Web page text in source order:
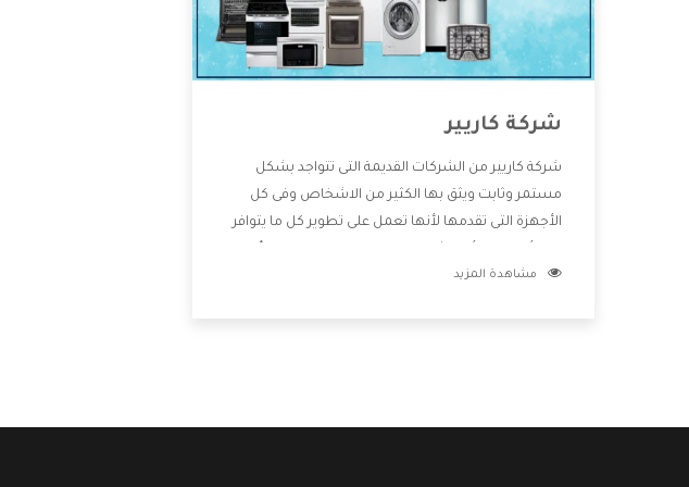
شركة كاريير
شركة كاريير من الشركات القديمة التى تتواجد بشكل
مستمر وثابت ويثق بها الكثير من الاشخاص وفى كل
الأجهزة التى تقدمها لأنها تعمل على تطوير كل ما يتوافر
خدمات ما بعد البيع مع المنتجات وتقدم للعملاء أقوى
مشاهدة المزيد